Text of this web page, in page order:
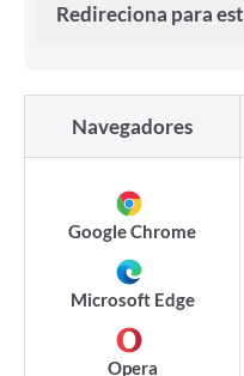
Redireciona para
Navegadores
Google Chrome
Microsoft Edge
Opera